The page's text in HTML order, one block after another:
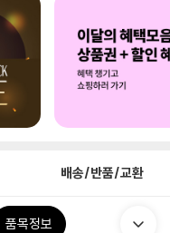
배송/반품/교환
품목정보